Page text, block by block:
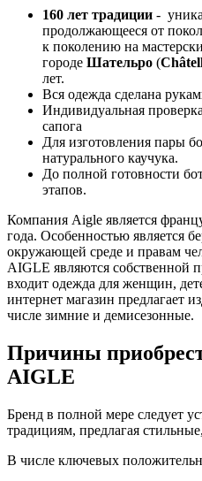
160 лет традиции -
продолжающееся от
к поколению на
городе Шательро (
лет.
Вся одежда сделана
Индивидуальная
сапога
Для изготовления пары
натурального каучука.
До полной готовности
этапов.
Компания Aigle является
года. Особенностью является
окружающей среде и правам
AIGLE являются собственной
входит одежда для женщин,
интернет магазин предлагает
числе зимние и демисезонные.
Причины
AIGLE
Бренд в полной мере следует
традициям, предлагая
В числе ключевых